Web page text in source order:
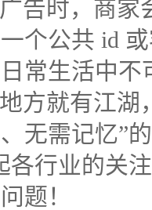
告时，商
个公共 id
常生活中不
方就有江湖
无需记忆”
各行业的关
题！